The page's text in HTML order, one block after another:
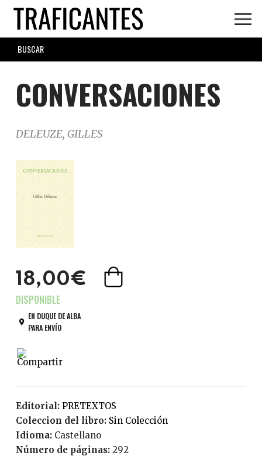
Skip
main
content
SEARCH
FORM
CONVERSACIONES
DELEUZE, GILLES
18,00€
EN DUQUE DE ALBA
PARA ENVÍO
Editorial:
PRETEXTOS
Coleccion del libro:
Sin Colección
Idioma:
Castellano
Número de páginas:
292